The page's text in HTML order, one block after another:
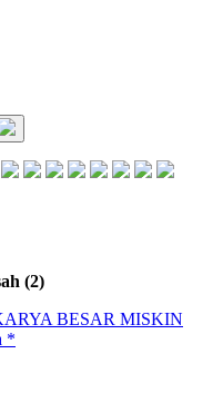
(2)
BESAR MISKIN
*